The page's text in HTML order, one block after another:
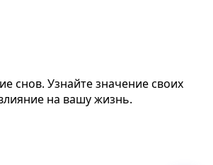
снов. Узнайте значение своих
на вашу жизнь.